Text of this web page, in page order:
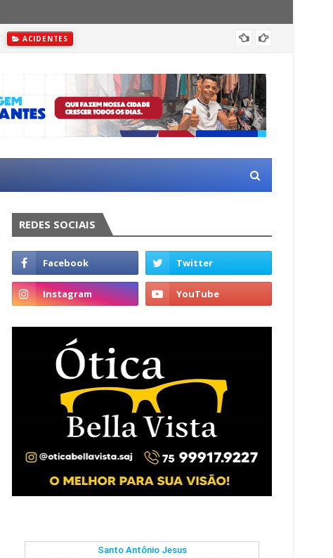
ACIDENTES
REDES SOCIAIS